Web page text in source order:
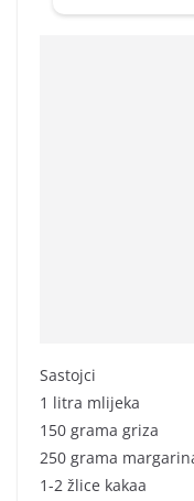
Sastojci
1 litra mlijeka
150 grama griza
250 grama
1-2 žlice kakaa